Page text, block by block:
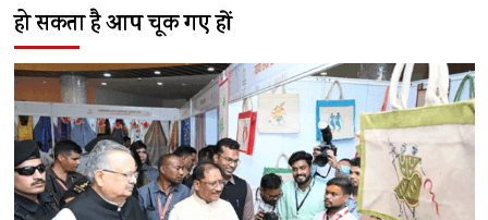
हो सकता है आप चूक गए हों